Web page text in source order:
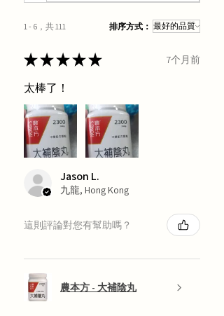
1 - 6，共 111 排序方式：
★★★★★ 7个月前
太棒了！
Jason L.
九龍, Hong Kong
這則評論對您有幫助嗎？
農本方 - 大補陰丸